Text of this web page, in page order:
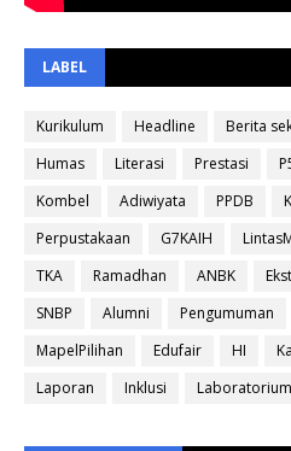
LABEL
Kurikulum Headline Berita
Humas
Literasi Prestasi
Kombel
Adiwiyata PPDB
Perpustakaan
G7KAIH
TKA
Ramadhan ANBK
SNBP
Alumni Pengumuman
MapelPilihan
Edufair HI
Laporan
Inklusi Laboratorium